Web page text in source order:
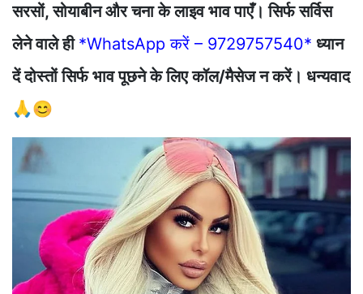
सरसों, सोयाबीन और चना के लाइव भाव पाएँ। सिर्फ सर्विस
लेने वाले ही *WhatsApp करें – 9729757540* ध्यान
दें दोस्तों सिर्फ भाव पूछने के लिए कॉल/मैसेज न करें। धन्यवाद
🙏😊